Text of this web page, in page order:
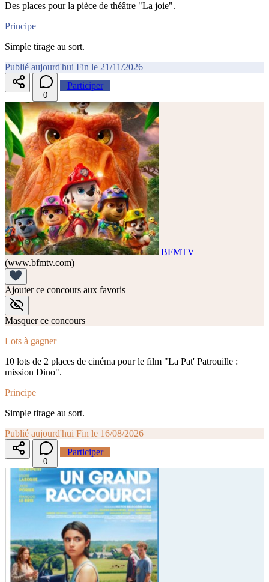
Des places pour la pièce de théâtre "La joie".
Principe
Simple tirage au sort.
Publié aujourd'hui Fin le 21/11/2026
0
Participer
BFMTV
(www.bfmtv.com)
Ajouter ce concours aux favoris
Masquer ce concours
Lots à gagner
10 lots de 2 places de cinéma pour le film "La Pat' Patrouille :
mission Dino".
Principe
Simple tirage au sort.
Publié aujourd'hui Fin le 16/08/2026
0
Participer